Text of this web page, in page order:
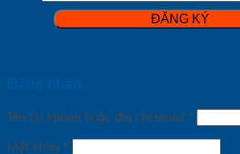
Đăng nhập
Tên tài khoản hoặc địa chỉ email *
Mật khẩu *